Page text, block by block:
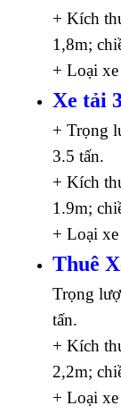
+ Kích
1,8m;
+ Loại
Xe tải
+ Trọng
3.5 tấn.
+ Kích
1.9m;
+ Loại
Thuê
Trọng
tấn.
+ Kích
2,2m;
+ Loại